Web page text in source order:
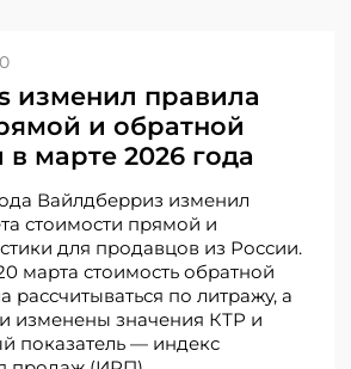
изменил правила
и обратной
в марте 2026 года
Вайлдберриз изменил
стоимости прямой и
для продавцов из России.
марта стоимость обратной
рассчитываться по литражу, а
изменены значения КТР и
показатель — индекс